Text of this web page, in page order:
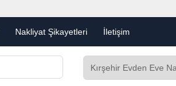
Nakliyat Şikayetleri İletişim